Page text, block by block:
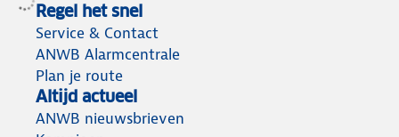
Regel het snel
Service & Contact
ANWB Alarmcentrale
Plan je route
Altijd actueel
ANWB nieuwsbrieven